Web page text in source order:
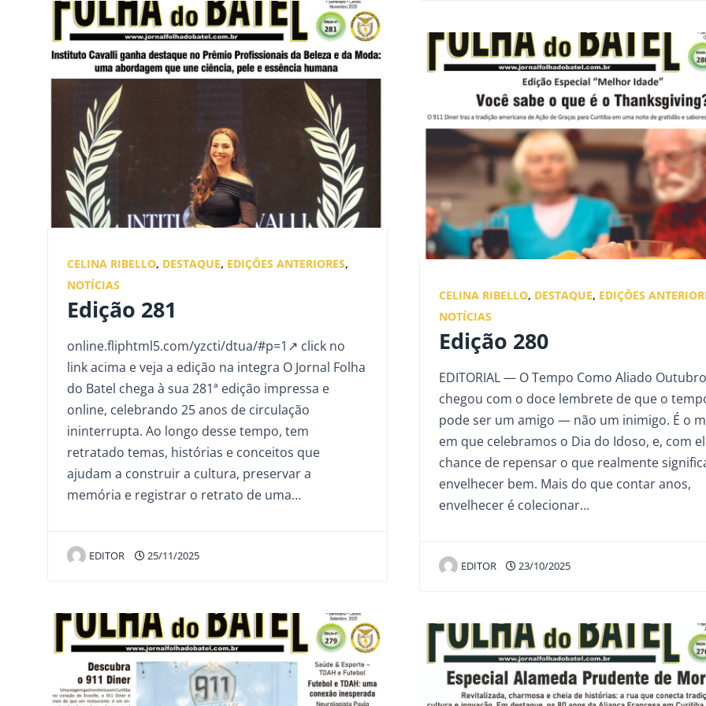
CELINA RIBELLO, DESTAQUE, EDIÇÕES ANTERIORES,
NOTÍCIAS
Edição 281
online.fliphtml5.com/yzcti/dtua/#p=1↗ click no
link acima e veja a edição na integra O Jornal Folha
do Batel chega à sua 281ª edição impressa e
online, celebrando 25 anos de circulação
ininterrupta. Ao longo desse tempo, tem
retratado temas, histórias e conceitos que
ajudam a construir a cultura, preservar a
memória e registrar o retrato de uma…
EDITOR 25/11/2025
CELINA RIBELLO, DESTAQUE, EDIÇÕES
NOTÍCIAS
Edição 280
EDITORIAL — O Tempo Como Aliado Outubro
chegou com o doce lembrete de que o
pode ser um amigo — não um inimigo. É o
em que celebramos o Dia do Idoso, e, com
chance de repensar o que realmente
envelhecer bem. Mais do que contar anos,
envelhecer é colecionar…
EDITOR 23/10/2025